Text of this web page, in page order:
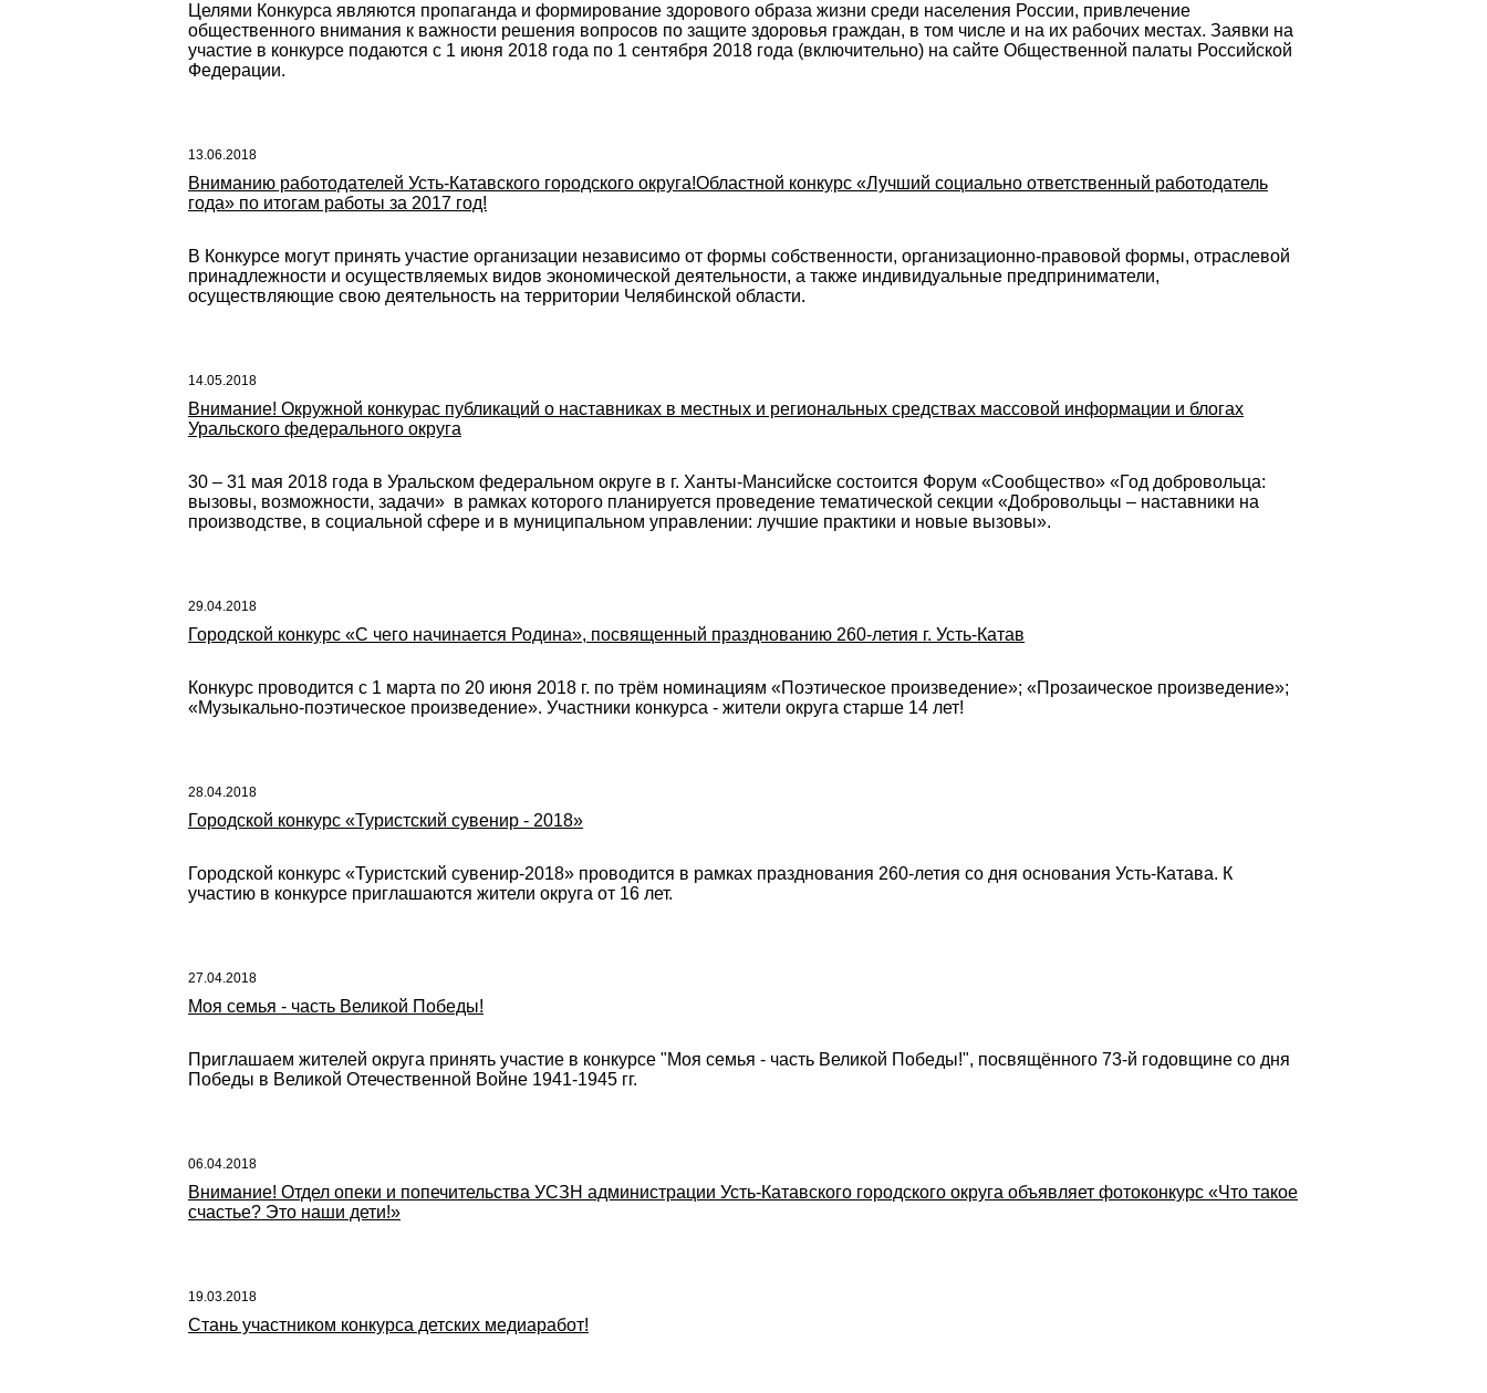
Целями Конкурса являются пропаганда и формирование здорового образа жизни среди населения России, привлечение
общественного внимания к важности решения вопросов по защите здоровья граждан, в том числе и на их рабочих местах. Заявки на
участие в конкурсе подаются с 1 июня 2018 года по 1 сентября 2018 года (включительно) на сайте Общественной палаты Российской
Федерации.
13.06.2018
Вниманию работодателей Усть-Катавского городского округа!Областной конкурс «Лучший социально ответственный работодатель
года» по итогам работы за 2017 год!
В Конкурсе могут принять участие организации независимо от формы собственности, организационно-правовой формы, отраслевой
принадлежности и осуществляемых видов экономической деятельности, а также индивидуальные предприниматели,
осуществляющие свою деятельность на территории Челябинской области.
14.05.2018
Внимание! Окружной конкурас публикаций о наставниках в местных и региональных средствах массовой информации и блогах
Уральского федерального округа
30 – 31 мая 2018 года в Уральском федеральном округе в г. Ханты-Мансийске состоится Форум «Сообщество» «Год добровольца:
вызовы, возможности, задачи» в рамках которого планируется проведение тематической секции «Добровольцы – наставники на
производстве, в социальной сфере и в муниципальном управлении: лучшие практики и новые вызовы».
29.04.2018
Городской конкурс «С чего начинается Родина», посвященный празднованию 260-летия г. Усть-Катав
Конкурс проводится с 1 марта по 20 июня 2018 г. по трём номинациям «Поэтическое произведение»; «Прозаическое произведение»;
«Музыкально-поэтическое произведение». Участники конкурса - жители округа старше 14 лет!
28.04.2018
Городской конкурс «Туристский сувенир - 2018»
Городской конкурс «Туристский сувенир-2018» проводится в рамках празднования 260-летия со дня основания Усть-Катава. К
участию в конкурсе приглашаются жители округа от 16 лет.
27.04.2018
Моя семья - часть Великой Победы!
Приглашаем жителей округа принять участие в конкурсе "Моя семья - часть Великой Победы!", посвящённого 73-й годовщине со дня
Победы в Великой Отечественной Войне 1941-1945 гг.
06.04.2018
Внимание! Отдел опеки и попечительства УСЗН администрации Усть-Катавского городского округа объявляет фотоконкурс «Что такое
счастье? Это наши дети!»
19.03.2018
Стань участником конкурса детских медиаработ!